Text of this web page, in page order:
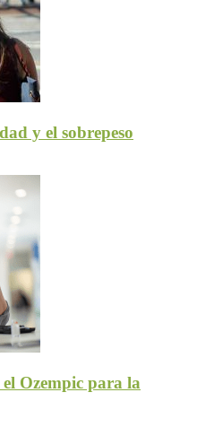
y el sobrepeso
Ozempic para la